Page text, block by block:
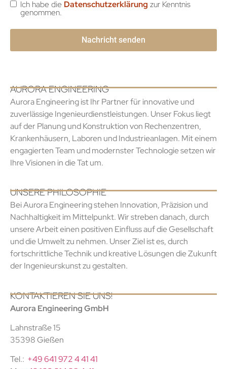
Ich habe die Datenschutzerklärung zur Kenntnis
genommen.
AURORA ENGINEERING
Aurora Engineering ist Ihr Partner für innovative und
zuverlässige Ingenieurdienstleistungen. Unser Fokus liegt
auf der Planung und Konstruktion von Rechenzentren,
Krankenhäusern, Laboren und Industrieanlagen. Mit einem
engagierten Team und modernster Technologie setzen wir
Ihre Visionen in die Tat um.
UNSERE PHILOSOPHIE
Bei Aurora Engineering stehen Innovation, Präzision und
Nachhaltigkeit im Mittelpunkt. Wir streben danach, durch
unsere Arbeit einen positiven Einfluss auf die Gesellschaft
und die Umwelt zu nehmen. Unser Ziel ist es, durch
fortschrittliche Technik und kreative Lösungen die Zukunft
der Ingenieurskunst zu gestalten.
KONTAKTIEREN SIE UNS!
Aurora Engineering GmbH
Lahnstraße 15
35398 Gießen
Tel.: +49 641 972 4 41 41